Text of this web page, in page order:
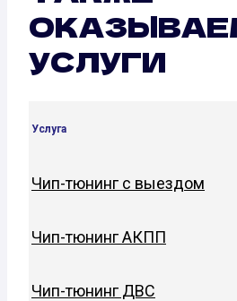
УСЛУГИ
Услуга
Чип-тюнинг с выездом
Чип-тюнинг АКПП
Чип-тюнинг ДВС